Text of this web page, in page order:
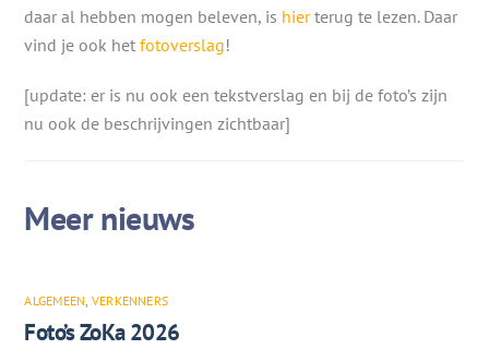
daar al hebben mogen beleven, is hierterug te lezen. Daar
vind je ook hetfotoverslag!
[update: er is nu ook een tekstverslag en bij de foto’s zijn
nu ook de beschrijvingen zichtbaar]
ALGEMEEN, VERKENNERS
Foto’s ZoKa 2026